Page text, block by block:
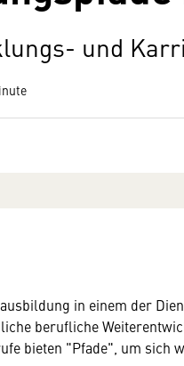
und
in einem der
berufliche
bieten "Pfade", um sich